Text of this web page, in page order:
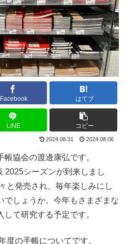
Facebook はてブ
LINE コピー
2024.08.31 2024.08.06
協会の渡邊康弘です。
2025シーズンが到来しまし
と発売され、毎年楽しみにし
でしょうか。今年もさまざまな
して研究する予定です。
度の手帳についてです。